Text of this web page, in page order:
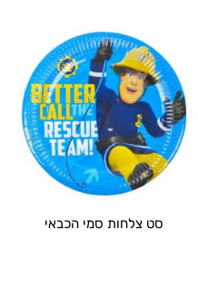
סט צלחות סמי הכבאי